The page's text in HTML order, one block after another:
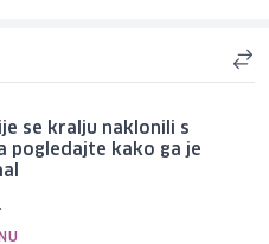
se kralju naklonili s
pogledajte kako ga je